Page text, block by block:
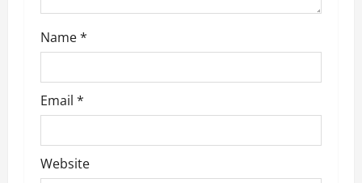
Name*
Email *
Website